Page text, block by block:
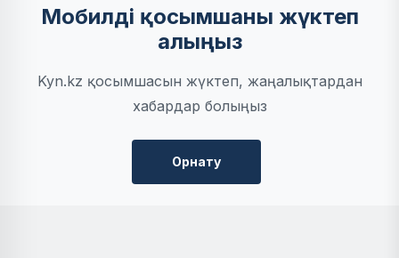
Мобилді қосымшаны жүктеп
алыңыз
Kyn.kz қосымшасын жүктеп, жаңалықтардан
хабардар болыңыз
Орнату